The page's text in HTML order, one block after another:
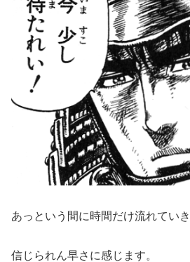
あっという間に時間だけ流れていき
信じられん早さに感じます。